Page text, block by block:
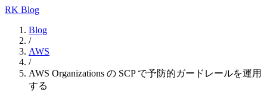
RK Blog
Blog
/
AWS
/
AWS Organizations の SCP で予防的ガードレールを運用
する